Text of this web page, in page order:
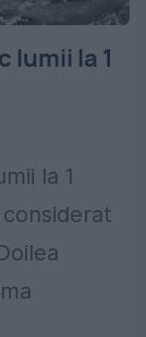
lumii la 1
la 1